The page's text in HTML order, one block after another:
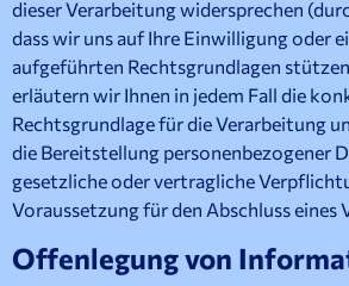
dieser Verarbeitung widersprechen
dass wir uns auf Ihre Einwilligung oder
aufgeführten Rechtsgrundlagen
erläutern wir Ihnen in jedem Fall die
Rechtsgrundlage für die Verarbeitung
die Bereitstellung personenbezogener
gesetzliche oder vertragliche
Voraussetzung für den Abschluss eines
Offenlegung von